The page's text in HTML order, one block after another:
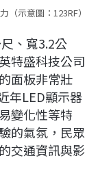
示意圖：123RF）
、寬3.2公
特盛科技公司
面板非常壯
年LED顯示器
變化性等特
的氣氛，民眾
交通資訊與影